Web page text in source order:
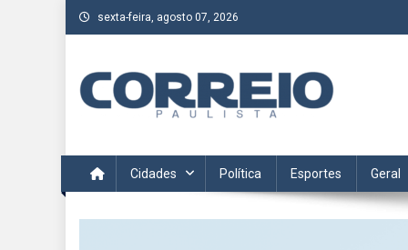
Skip
to
sexta-feira, agosto 07, 2026
Cidades Política Esportes Geral